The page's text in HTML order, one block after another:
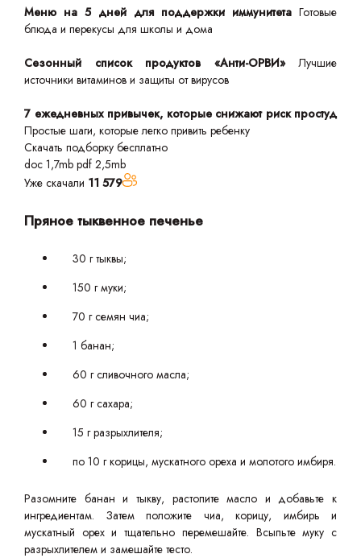
Меню на 5 дней для поддержки иммунитета Готовые
блюда и перекусы для школы и дома
Сезонный список продуктов «Анти-ОРВИ»
Лучшие
источники витаминов и защиты от вирусов
7 ежедневных привычек, которые снижают риск простуд
Простые шаги, которые легко привить ребенку
Скачать подборку бесплатно
doc 1,7mb pdf 2,5mb
Уже скачали 11 579
Пряное тыквенное печенье
30 г тыквы;
150 г муки;
70 г семян чиа;
1 банан;
60 г сливочного масла;
60 г сахара;
15 г разрыхлителя;
по 10 г корицы, мускатного ореха и молотого имбиря.
Разомните банан и тыкву, растопите масло и добавьте к
ингредиентам. Затем положите чиа, корицу, имбирь и
мускатный орех и тщательно перемешайте. Всыпьте муку с
разрыхлителем и замешайте тесто.